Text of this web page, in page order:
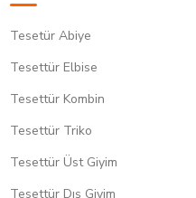
Tesetür Abiye
Tesettür Elbise
Tesettür Kombin
Tesettür Triko
Tesettür Üst Giyim
Tesettür Dış Giyim